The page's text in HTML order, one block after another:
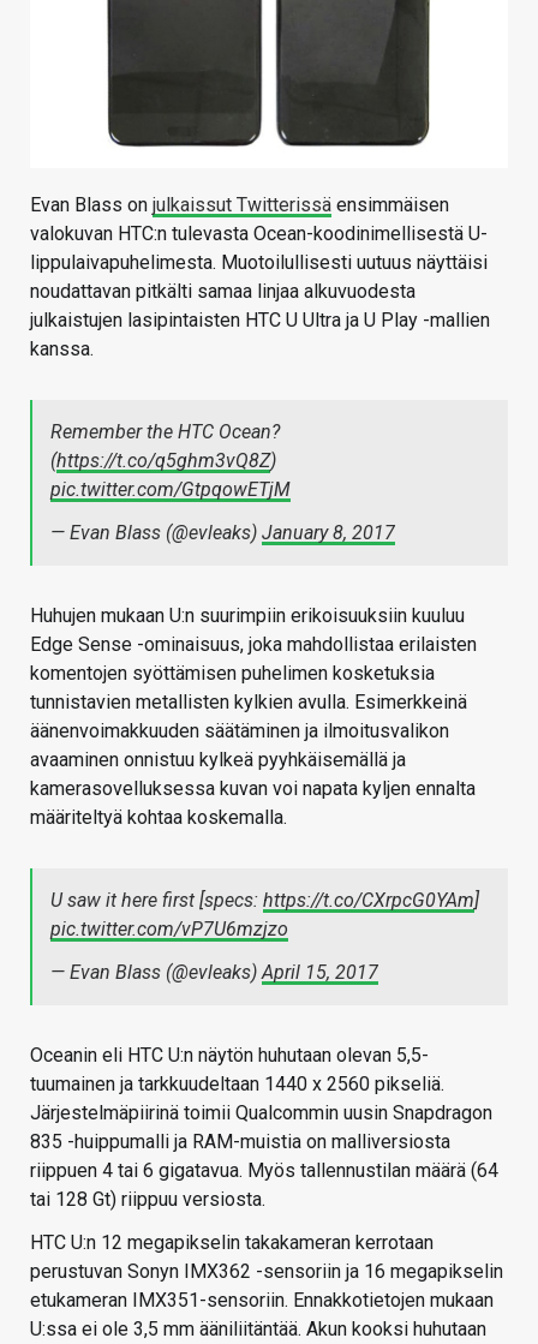
Evan Blass on julkaissut Twitterissä ensimmäisen
valokuvan HTC:n tulevasta Ocean-koodinimellisestä U-
lippulaivapuhelimesta. Muotoilullisesti uutuus näyttäisi
noudattavan pitkälti samaa linjaa alkuvuodesta
julkaistujen lasipintaisten HTC U Ultra ja U Play -mallien
kanssa.
Remember the HTC Ocean?
(https://t.co/q5ghm3vQ8Z)
pic.twitter.com/GtpqowETjM
— Evan Blass (@evleaks) January 8, 2017
Huhujen mukaan U:n suurimpiin erikoisuuksiin kuuluu
Edge Sense -ominaisuus, joka mahdollistaa erilaisten
komentojen syöttämisen puhelimen kosketuksia
tunnistavien metallisten kylkien avulla. Esimerkkeinä
äänenvoimakkuuden säätäminen ja ilmoitusvalikon
avaaminen onnistuu kylkeä pyyhkäisemällä ja
kamerasovelluksessa kuvan voi napata kyljen ennalta
määriteltyä kohtaa koskemalla.
U saw it here first [specs: https://t.co/CXrpcG0YAm]
pic.twitter.com/vP7U6mzjzo
— Evan Blass (@evleaks)April 15, 2017
Oceanin eli HTC U:n näytön huhutaan olevan 5,5-
tuumainen ja tarkkuudeltaan 1440 x 2560 pikseliä.
Järjestelmäpiirinä toimii Qualcommin uusin Snapdragon
835 -huippumalli ja RAM-muistia on malliversiosta
riippuen 4 tai 6 gigatavua. Myös tallennustilan määrä (64
tai 128 Gt) riippuu versiosta.
HTC U:n 12 megapikselin takakameran kerrotaan
perustuvan Sonyn IMX362 -sensoriin ja 16 megapikselin
etukameran IMX351-sensoriin. Ennakkotietojen mukaan
U:ssa ei ole 3,5 mm ääniliitäntää. Akun kooksi huhutaan